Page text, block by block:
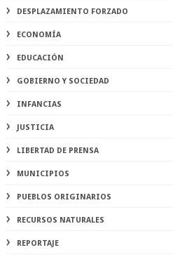
DESPLAZAMIENTO FORZADO
ECONOMÍA
EDUCACIÓN
GOBIERNO Y SOCIEDAD
INFANCIAS
JUSTICIA
LIBERTAD DE PRENSA
MUNICIPIOS
PUEBLOS ORIGINARIOS
RECURSOS NATURALES
REPORTAJE